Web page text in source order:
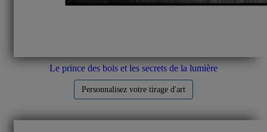
Le prince des bois et les secrets de la lumière
Personnalisez votre tirage d'art